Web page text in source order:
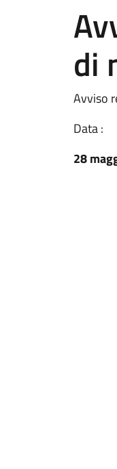
di
Avviso
Data :
28